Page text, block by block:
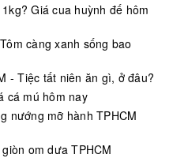
Giá cua huỳnh đế hôm
càng xanh sống bao
- Tiệc tất niên ăn gì, ở đâu?
cá mú hôm nay
nướng mỡ hành TPHCM
om dưa TPHCM